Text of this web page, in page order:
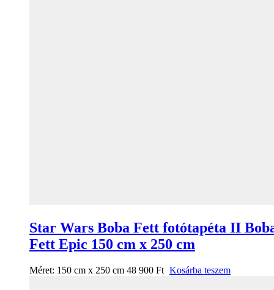
Star Wars Boba Fett fotótapéta II
Fett Epic 150 cm x 250 cm
Méret: 150 cm x 250 cm 48 900 Ft Kosárba teszem